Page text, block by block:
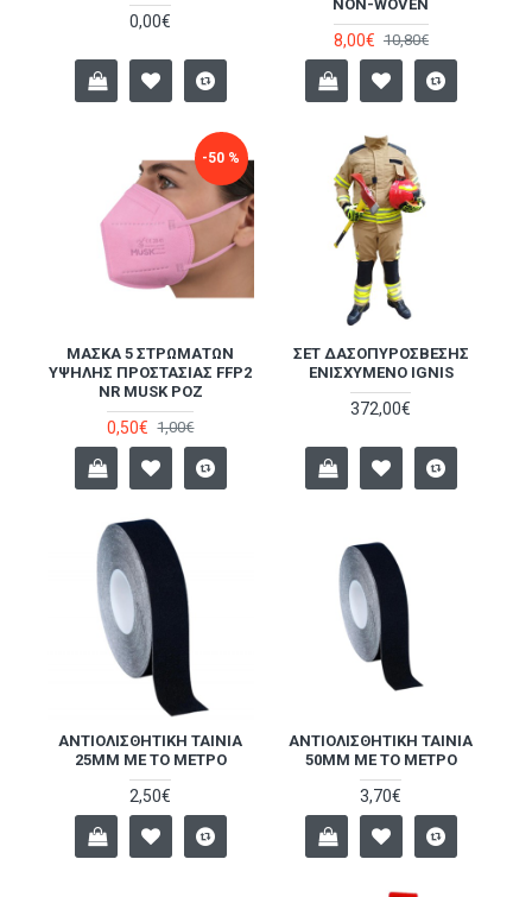
0,00€
NON-WOVEN
8,00€ 10,80€
-50 %
ΜΆΣΚΑ 5 ΣΤΡΩΜΆΤΩΝ
ΥΨΗΛΉΣ ΠΡΟΣΤΑΣΊΑΣ FFP2
NR MUSK ΡΟΖ
0,50€ 1,00€
ΣΕΤ ΔΑΣΟΠΥΡΌΣΒΕΣΗΣ
ΕΝΙΣΧΥΜΈΝΟ IGNIS
372,00€
ΑΝΤΙΟΛΙΣΘΗΤΙΚΉ ΤΑΙΝΊΑ
25MM ΜΕ ΤΟ ΜΈΤΡΟ
2,50€
ΑΝΤΙΟΛΙΣΘΗΤΙΚΉ ΤΑΙΝΊΑ
50MM ΜΕ ΤΟ ΜΈΤΡΟ
3,70€